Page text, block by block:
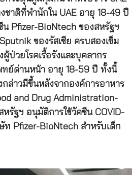
ชาติที่พำนักใน UAE อายุ 18-49 ปี
น Pfizer-BioNtech ของสหรัฐฯ
ของรัสเซีย ครบสองเข็ม
ผู้ป่วยโรคเรื้อรังและบุคลากร
ทย์ด่านหน้า อายุ 18-59 ปี ทั้งนี้
ล่าวมีขึ้นหลังจากองค์การอาหาร
and Drug Administration-
หรัฐฯ อนุมัติการใช้วัคซีน COVID-
ท Pfizer-BioNtech สำหรับเด็ก